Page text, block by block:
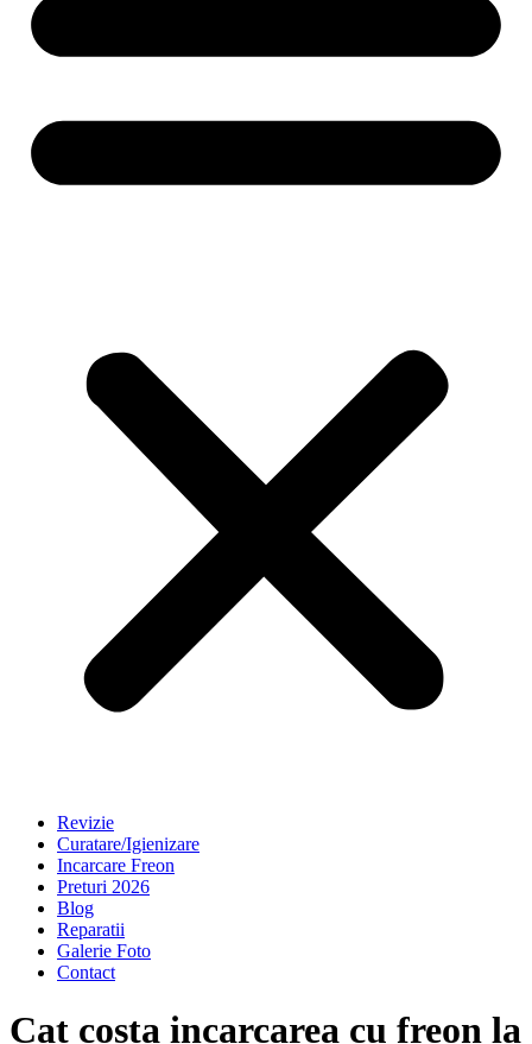
Revizie
Curatare/Igienizare
Incarcare Freon
Preturi 2026
Blog
Reparatii
Galerie Foto
Contact
Cat costa incarcarea cu freon la